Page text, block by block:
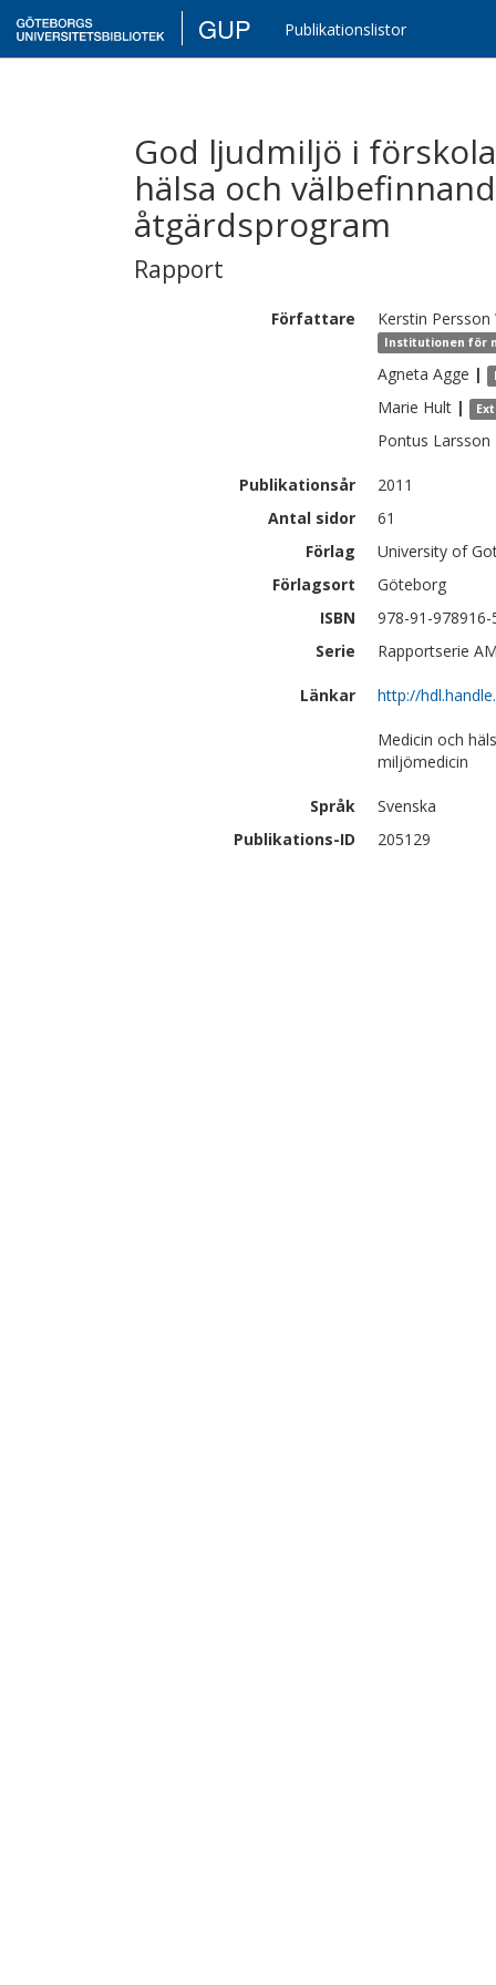
GUP Publikationslistor
God ljudmiljö i
hälsa och
åtgärdsprogram
Rapport
Författare Kerstin Persson
Institutionen för
Agneta Agge |
Marie Hult |
Pontus Larsson
Publikationsår
2011
Antal sidor
61
Förlag
University of
Förlagsort
Göteborg
ISBN
978-91-978916-
Serie
Rapportserie
Länkar http://
Medicin och
miljömedicin
Språk
Svenska
Publikations-ID
205129